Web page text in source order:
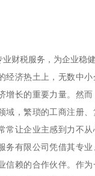
财税服务，为企业稳
经济热土上，无数中
增长的重要力量。然
域，繁琐的工商注册
常让企业主感到力不
务有限公司凭借其专
信赖的合作伙伴。作